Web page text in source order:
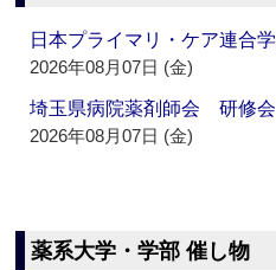
日本プライマリ・ケア連
2026年08月07日 (金)
埼玉県病院薬剤師会 研修
2026年08月07日 (金)
薬系大学・学部 催し物